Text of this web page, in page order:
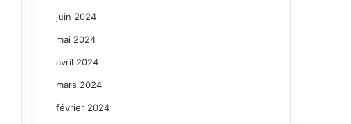
juin 2024
mai 2024
avril 2024
mars 2024
février 2024